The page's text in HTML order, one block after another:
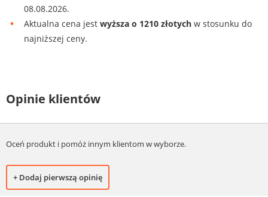
08.08.2026.
Aktualna cena jest wyższa o 1210 złotych w stosunku do
najniższej ceny.
Opinie klientów
Oceń produkt i pomóż innym klientom w wyborze.
+ Dodaj pierwszą opinię